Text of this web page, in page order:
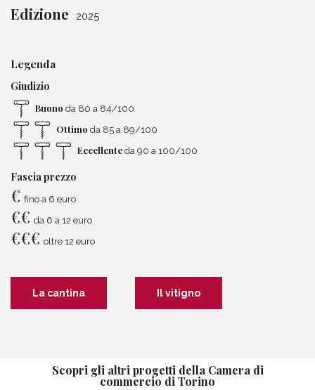
Edizione 2025
Legenda
Giudizio
Buono da 80 a 84/100
Ottimo da 85 a 89/100
Eccellente da 90 a 100/100
Fascia prezzo
€ fino a 6 euro
€€ da 6 a 12 euro
€€€ oltre 12 euro
La cantina Il vitigno
Scopri gli altri progetti della Camera di
commercio di Torino